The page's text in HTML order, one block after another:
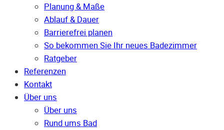
Planung & Maße
Ablauf & Dauer
Barrierefrei planen
So bekommen Sie Ihr neues Badezimmer
Ratgeber
Referenzen
Kontakt
Über uns
Über uns
Rund ums Bad